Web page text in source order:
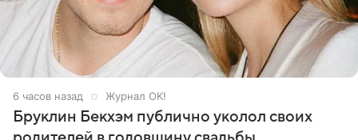
6 часов назад Журнал OK!
Бруклин Бекхэм публично уколол своих